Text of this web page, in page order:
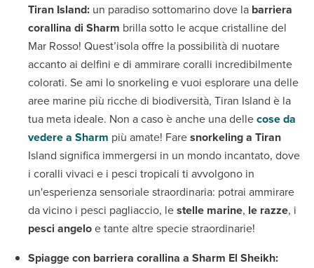
Tiran Island: un paradiso sottomarino dove la barriera
corallina di Sharm brilla sotto le acque cristalline del
Mar Rosso! Quest’isola offre la possibilità di nuotare
accanto ai delfini e di ammirare coralli incredibilmente
colorati. Se ami lo snorkeling e vuoi esplorare una delle
aree marine più ricche di biodiversità, Tiran Island è la
tua meta ideale. Non a caso è anche una dellecose da
vedere a Sharm più amate! Faresnorkeling a Tiran
Island significa immergersi in un mondo incantato, dove
i coralli vivaci e i pesci tropicali ti avvolgono in
un'esperienza sensoriale straordinaria: potrai ammirare
da vicino i pesci pagliaccio, lestelle marine, le razze, i
pesci angeloe tante altre specie straordinarie!
Spiagge con barriera corallina a Sharm El Sheikh: